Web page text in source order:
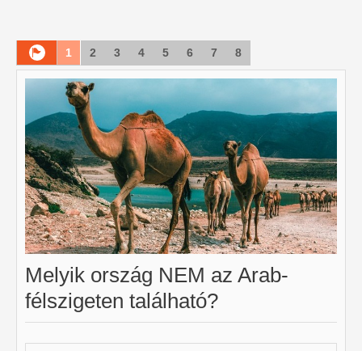
1 2 3 4 5 6 7 8
Melyik ország NEM az Arab-
félszigeten található?